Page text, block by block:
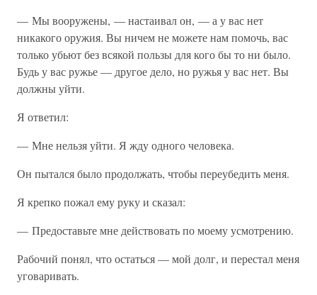
— Мы вооружены, — настаивал он, — а у вас нет
никакого оружия. Вы ничем не можете нам помочь, вас
только убьют без всякой пользы для кого бы то ни было.
Будь у вас ружье — другое дело, но ружья у вас нет. Вы
должны уйти.
Я ответил:
— Мне нельзя уйти. Я жду одного человека.
Он пытался было продолжать, чтобы переубедить меня.
Я крепко пожал ему руку и сказал:
— Предоставьте мне действовать по моему усмотрению.
Рабочий понял, что остаться — мой долг, и перестал меня
уговаривать.